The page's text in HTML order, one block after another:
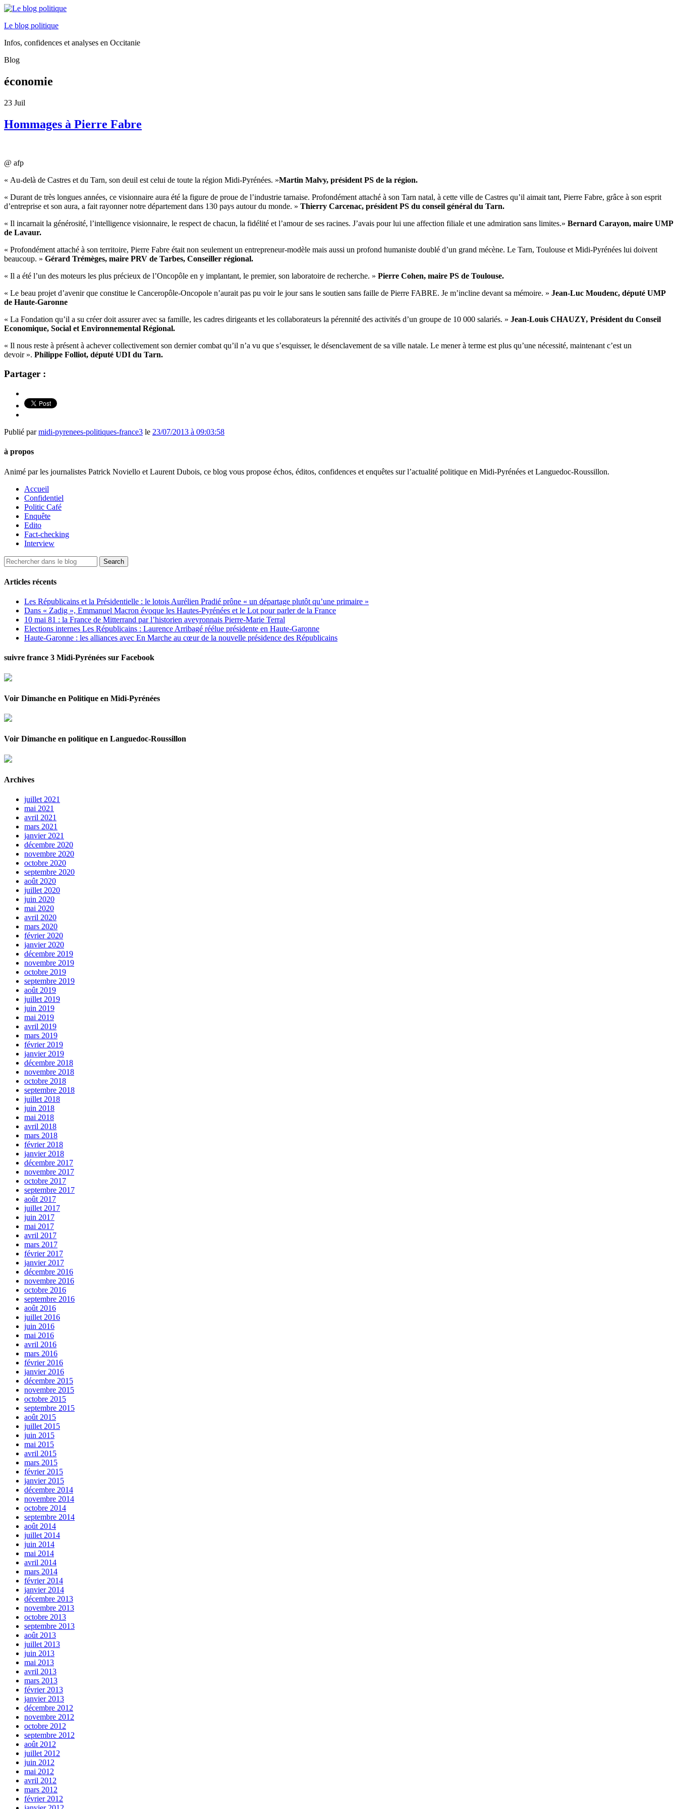
Le blog politique
Infos, confidences et analyses en Occitanie
Blog
économie
23 Juil
Hommages à Pierre Fabre
@ afp
« Au-delà de Castres et du Tarn, son deuil est celui de toute la région Midi-Pyrénées. »Martin Malvy, président PS de la région.
« Durant de très longues années, ce visionnaire aura été la figure de proue de l’industrie tarnaise. Profondément attaché à son Tarn natal, à cette ville de Castres qu’il aimait tant, Pierre Fabre, grâce à son esprit
d’entreprise et son aura, a fait rayonner notre département dans 130 pays autour du monde. » Thierry Carcenac, président PS du conseil général du Tarn.
« Il incarnait la générosité, l’intelligence visionnaire, le respect de chacun, la fidélité et l’amour de ses racines. J’avais pour lui une affection filiale et une admiration sans limites.» Bernard Carayon, maire UMP
de Lavaur.
« Profondément attaché à son territoire, Pierre Fabre était non seulement un entrepreneur-modèle mais aussi un profond humaniste doublé d’un grand mécène. Le Tarn, Toulouse et Midi-Pyrénées lui doivent
beaucoup. » Gérard Trémèges, maire PRV de Tarbes, Conseiller régional.
« Il a été l’un des moteurs les plus précieux de l’Oncopôle en y implantant, le premier, son laboratoire de recherche. » Pierre Cohen, maire PS de Toulouse.
« Le beau projet d’avenir que constitue le Canceropôle-Oncopole n’aurait pas pu voir le jour sans le soutien sans faille de Pierre FABRE. Je m’incline devant sa mémoire. » Jean-Luc Moudenc, député UMP
de Haute-Garonne
« La Fondation qu’il a su créer doit assurer avec sa famille, les cadres dirigeants et les collaborateurs la pérennité des activités d’un groupe de 10 000 salariés. » Jean-Louis CHAUZY, Président du Conseil
Economique, Social et Environnemental Régional.
« Il nous reste à présent à achever collectivement son dernier combat qu’il n’a vu que s’esquisser, le désenclavement de sa ville natale. Le mener à terme est plus qu’une nécessité, maintenant c’est un
devoir ». Philippe Folliot, député UDI du Tarn.
Partager :
Publié parmidi-pyrenees-politiques-france3 le 23/07/2013 à 09:03:58
à propos
Animé par les journalistes Patrick Noviello et Laurent Dubois, ce blog vous propose échos, éditos, confidences et enquêtes sur l’actualité politique en Midi-Pyrénées et Languedoc-Roussillon.
Accueil
Confidentiel
Politic Café
Enquête
Edito
Fact-checking
Interview
Articles récents
Les Républicains et la Présidentielle : le lotois Aurélien Pradié prône « un départage plutôt qu’une primaire »
Dans « Zadig », Emmanuel Macron évoque les Hautes-Pyrénées et le Lot pour parler de la France
10 mai 81 : la France de Mitterrand par l’historien aveyronnais Pierre-Marie Terral
Elections internes Les Républicains : Laurence Arribagé réélue présidente en Haute-Garonne
Haute-Garonne : les alliances avec En Marche au cœur de la nouvelle présidence des Républicains
suivre france 3 Midi-Pyrénées sur Facebook
Voir Dimanche en Politique en Midi-Pyrénées
Voir Dimanche en politique en Languedoc-Roussillon
Archives
juillet 2021
mai 2021
avril 2021
mars 2021
janvier 2021
décembre 2020
novembre 2020
octobre 2020
septembre 2020
août 2020
juillet 2020
juin 2020
mai 2020
avril 2020
mars 2020
février 2020
janvier 2020
décembre 2019
novembre 2019
octobre 2019
septembre 2019
août 2019
juillet 2019
juin 2019
mai 2019
avril 2019
mars 2019
février 2019
janvier 2019
décembre 2018
novembre 2018
octobre 2018
septembre 2018
juillet 2018
juin 2018
mai 2018
avril 2018
mars 2018
février 2018
janvier 2018
décembre 2017
novembre 2017
octobre 2017
septembre 2017
août 2017
juillet 2017
juin 2017
mai 2017
avril 2017
mars 2017
février 2017
janvier 2017
décembre 2016
novembre 2016
octobre 2016
septembre 2016
août 2016
juillet 2016
juin 2016
mai 2016
avril 2016
mars 2016
février 2016
janvier 2016
décembre 2015
novembre 2015
octobre 2015
septembre 2015
août 2015
juillet 2015
juin 2015
mai 2015
avril 2015
mars 2015
février 2015
janvier 2015
décembre 2014
novembre 2014
octobre 2014
septembre 2014
août 2014
juillet 2014
juin 2014
mai 2014
avril 2014
mars 2014
février 2014
janvier 2014
décembre 2013
novembre 2013
octobre 2013
septembre 2013
août 2013
juillet 2013
juin 2013
mai 2013
avril 2013
mars 2013
février 2013
janvier 2013
décembre 2012
novembre 2012
octobre 2012
septembre 2012
août 2012
juillet 2012
juin 2012
mai 2012
avril 2012
mars 2012
février 2012